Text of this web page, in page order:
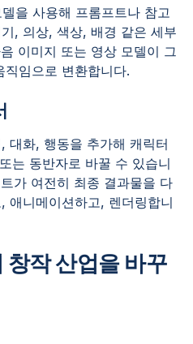
을 사용해 프롬프트나 참고
, 의상, 색상, 배경 같은 세부
이미지 또는 영상 모델이 그
임으로 변환합니다.
대화, 행동을 추가해 캐릭터
는 동반자로 바꿀 수 있습니
가 여전히 최종 결과물을 다
애니메이션하고, 렌더링합니
작 산업을 바꾸